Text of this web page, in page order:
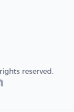
reserved.